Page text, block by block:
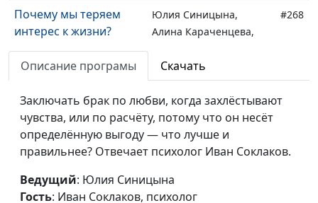
Почему мы теряем
интерес к жизни?
Юлия Синицына,
Алина Караченцева,
#268
Как не откладывать
жизнь на потом?
Юлия Синицына,
Алина Караченцева,
практический психолог
#267
Чем опасна
гиподинамия для
психики?
Юлия Синицына,
Алина Караченцева,
Описание програмы Скачать
Заключать брак по любви, когда захлёстывают
чувства, или по расчёту, потому что он несёт
определённую выгоду — что лучше и
правильнее? Отвечает психолог Иван Соклаков.
Ведущий: Юлия Синицына
Гость: Иван Соклаков, психолог